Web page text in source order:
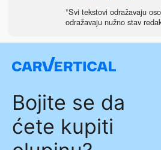
*Svi tekstovi odražavaju
odražavaju nužno stav